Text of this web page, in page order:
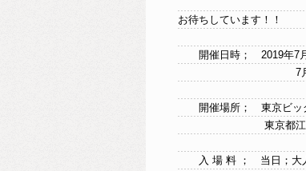
お待ちしています！！
開催日時； 2019年7月
7月21日（日
開催場所； 東京ビッ
東京都江東区
入 場 料 ； 当日；大人